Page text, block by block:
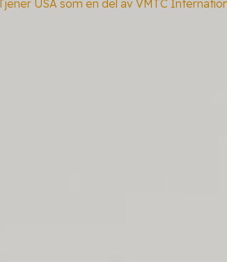
USA som en del av VMTC